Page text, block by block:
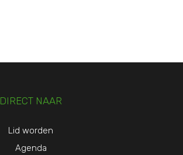
DIRECT NAAR
Lid worden
Agenda